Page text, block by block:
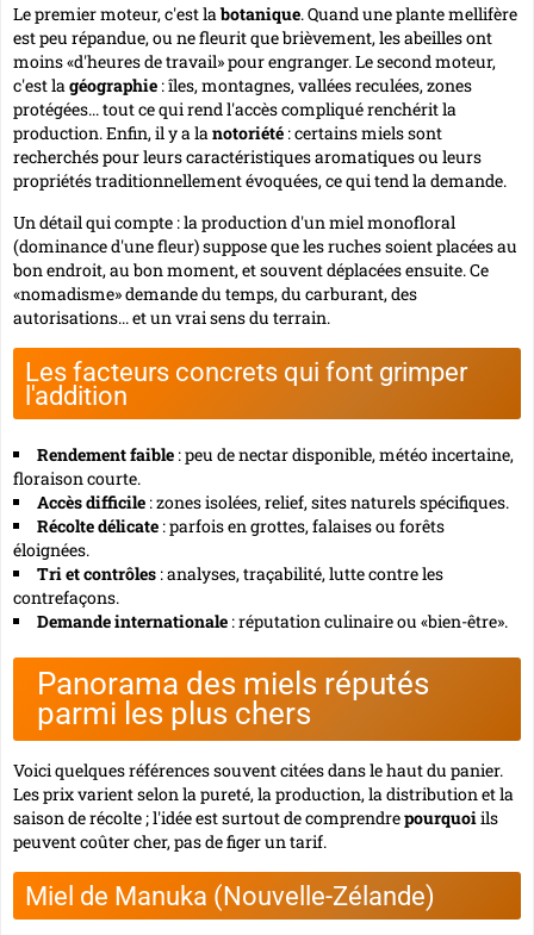
Le premier moteur, c'est labotanique. Quand une plante mellifère
est peu répandue, ou ne fleurit que brièvement, les abeilles ont
moins «d'heures de travail» pour engranger. Le second moteur,
c'est lagéographie : îles, montagnes, vallées reculées, zones
protégées... tout ce qui rend l'accès compliqué renchérit la
production. Enfin, il y a lanotoriété : certains miels sont
recherchés pour leurs caractéristiques aromatiques ou leurs
propriétés traditionnellement évoquées, ce qui tend la demande.
Un détail qui compte : la production d'un miel monofloral
(dominance d'une fleur) suppose que les ruches soient placées au
bon endroit, au bon moment, et souvent déplacées ensuite. Ce
«nomadisme» demande du temps, du carburant, des
autorisations... et un vrai sens du terrain.
Les facteurs concrets qui font grimper
l'addition
Rendement faible : peu de nectar disponible, météo incertaine,
floraison courte.
Accès difficile : zones isolées, relief, sites naturels spécifiques.
Récolte délicate : parfois en grottes, falaises ou forêts
éloignées.
Tri et contrôles : analyses, traçabilité, lutte contre les
contrefaçons.
Demande internationale : réputation culinaire ou «bien-être».
Panorama des miels réputés
parmi les plus chers
Voici quelques références souvent citées dans le haut du panier.
Les prix varient selon la pureté, la production, la distribution et la
saison de récolte ; l'idée est surtout de comprendrepourquoiils
peuvent coûter cher, pas de figer un tarif.
Miel de Manuka (Nouvelle-Zélande)